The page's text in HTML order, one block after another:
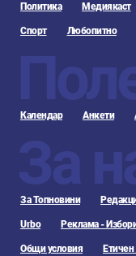
Политика Медиякаст
Спорт Любопитно
Календар Анкети
За
За Топновини
Urbo Реклама -
Общи условия